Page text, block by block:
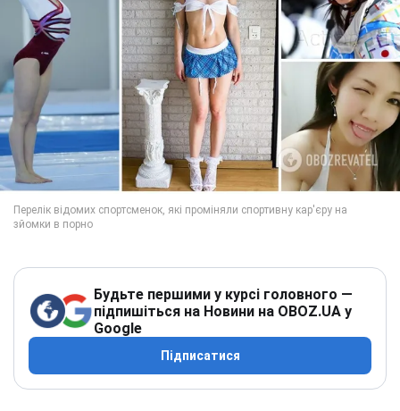
Будьте першими у курсі головного —
підпишіться на Новини на OBOZ.UA у
Google
Підписатися